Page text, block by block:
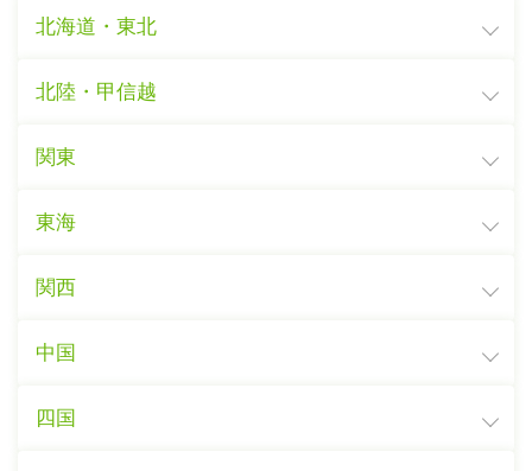
北海道・東北
北陸・甲信越
関東
東海
関西
中国
四国